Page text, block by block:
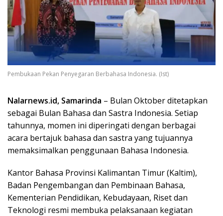
Pembukaan Pekan Penyegaran Berbahasa Indonesia. (Ist)
Nalarnews.id, Samarinda – Bulan Oktober ditetapkan
sebagai Bulan Bahasa dan Sastra Indonesia. Setiap
tahunnya, momen ini diperingati dengan berbagai
acara bertajuk bahasa dan sastra yang tujuannya
memaksimalkan penggunaan Bahasa Indonesia.
Kantor Bahasa Provinsi Kalimantan Timur (Kaltim),
Badan Pengembangan dan Pembinaan Bahasa,
Kementerian Pendidikan, Kebudayaan, Riset dan
Teknologi resmi membuka pelaksanaan kegiatan